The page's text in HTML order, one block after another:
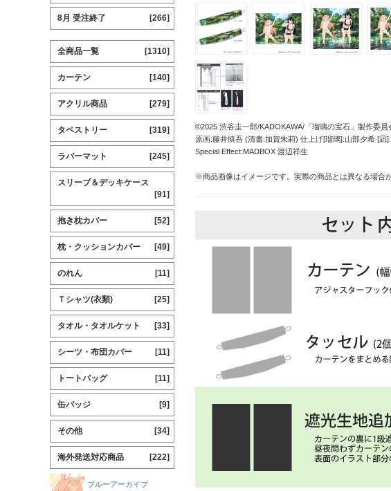
©2025 渋谷圭一郎/KADOKAWA/「瑠璃の宝石」製作委員
原画:藤井慎吾 (清書:加賀朱莉) 仕上げ[瑠璃]:山部夕希 [凪
Special Effect:MADBOX 渡辺祥生
※商品画像はイメージです。実際の商品とは異なる場合
8月 受注終了 [266]
全商品一覧 [1310]
カーテン [140]
アクリル商品 [279]
タペストリー [319]
ラバーマット [245]
スリーブ＆デッキケース
[91]
抱き枕カバー [52]
枕・クッションカバー [49]
のれん [11]
Ｔシャツ(衣類) [25]
タオル・タオルケット [33]
シーツ・布団カバー [11]
トートバッグ [11]
缶バッジ [9]
その他 [34]
海外発送対応商品 [222]
ブルーアーカイブ